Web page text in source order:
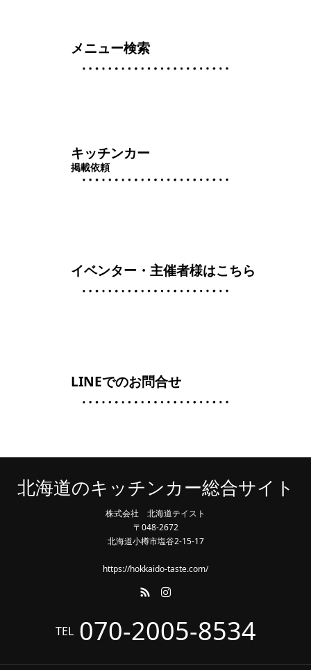
メニュー検索
キッチンカー
掲載依頼
イベンター・主催者様はこちら
LINEでのお問合せ
北海道のキッチンカー総合サイト
株式会社 北海道テイスト
〒048-2672
北海道小樽市塩谷2-15-17
https://hokkaido-taste.com/
TEL 070-2005-8534